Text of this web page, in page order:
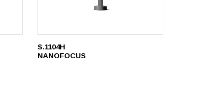
S.1104H
NANOFOCUS